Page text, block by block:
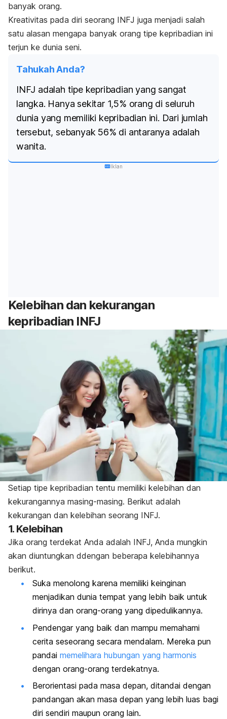
banyak orang.
Kreativitas pada diri seorang INFJ juga menjadi salah
satu alasan mengapa banyak orang tipe kepribadian ini
terjun ke dunia seni.
Tahukah Anda?
INFJ adalah tipe kepribadian yang sangat
langka. Hanya sekitar 1,5% orang di seluruh
dunia yang memiliki kepribadian ini. Dari jumlah
tersebut, sebanyak 56% di antaranya adalah
wanita.
Iklan
Kelebihan dan kekurangan
kepribadian INFJ
Setiap tipe kepribadian tentu memiliki kelebihan dan
kekurangannya masing-masing. Berikut adalah
kekurangan dan kelebihan seorang INFJ.
1. Kelebihan
Jika orang terdekat Anda adalah INFJ, Anda mungkin
akan diuntungkan ddengan beberapa kelebihannya
berikut.
Suka menolong karena memiliki keinginan
menjadikan dunia tempat yang lebih baik untuk
dirinya dan orang-orang yang dipedulikannya.
Pendengar yang baik dan mampu memahami
cerita seseorang secara mendalam. Mereka pun
pandai memelihara hubungan yang harmonis
dengan orang-orang terdekatnya.
Berorientasi pada masa depan, ditandai dengan
pandangan akan masa depan yang lebih luas bagi
diri sendiri maupun orang lain.